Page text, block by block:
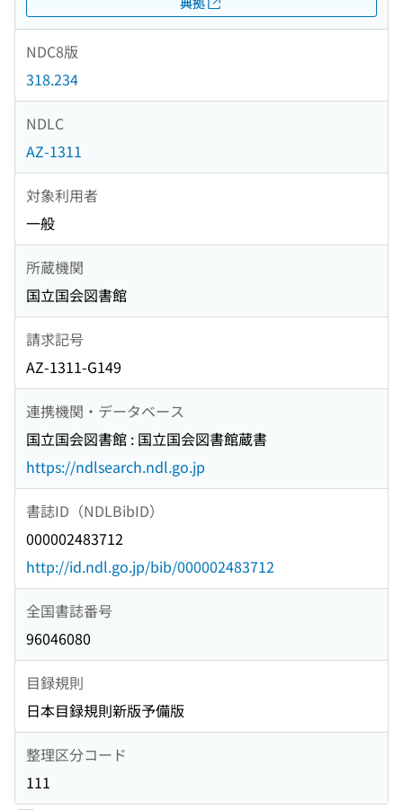
NDC8版
318.234
NDLC
AZ-1311
対象利用者
一般
所蔵機関
国立国会図書館
請求記号
AZ-1311-G149
連携機関・データベース
国立国会図書館 : 国立国会図書館蔵書
https://ndlsearch.ndl.go.jp
書誌ID（NDLBibID）
000002483712
http://id.ndl.go.jp/bib/000002483712
全国書誌番号
96046080
目録規則
日本目録規則新版予備版
整理区分コード
111